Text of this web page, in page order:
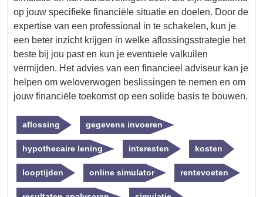
op jouw specifieke financiële situatie en doelen. Door de
expertise van een professional in te schakelen, kun je
een beter inzicht krijgen in welke aflossingsstrategie het
beste bij jou past en kun je eventuele valkuilen
vermijden. Het advies van een financieel adviseur kan je
helpen om weloverwogen beslissingen te nemen en om
jouw financiële toekomst op een solide basis te bouwen.
aflossing gegevens invoeren
hypothecaire lening interesten kosten
looptijden online simulator rentevoeten